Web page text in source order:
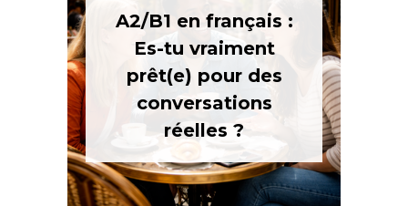
A2/B1 en français :
Es-tu vraiment
prêt(e) pour des
conversations
réelles ?